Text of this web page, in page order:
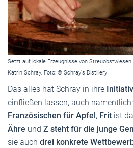
Setzt auf lokale Erzeugnisse von
Katrin Schray. Foto: © Schray's Distillery
Das alles hat Schray in ihre
einfließen lassen, auch namentlich:
Französischen für Apfel, Frit ist
Ähre und Z steht für die junge
sie auch drei konkrete